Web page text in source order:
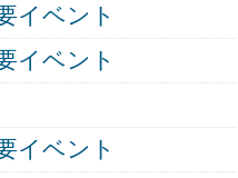
イベント
イベント
イベント